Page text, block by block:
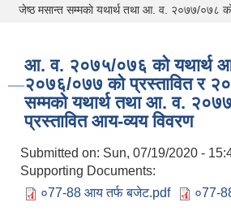
जेष्ठ मसान्त सम्मकाे यथार्थ तथा आ. व. २०७७/०७८
आ. व. २०७५/०७६ को यथार्थ
२०७६/०७७ को प्रस्तावित र
सम्मकाे यथार्थ तथा आ. व.
प्रस्तावित आय-व्यय विवरण
Submitted on: Sun, 07/19/2020 -
Supporting Documents:
०77-88 आय तर्फ बजेट.pdf
०77-